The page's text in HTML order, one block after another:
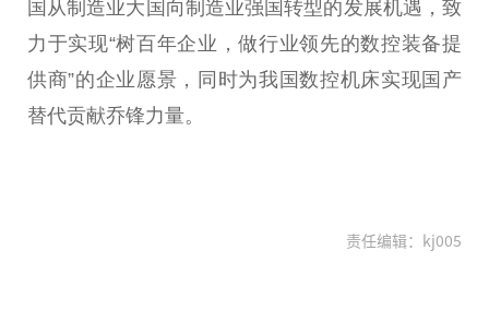
国从制造业大国向制造业强国转型的发展机遇，致
力于实现“树百年企业，做行业领先的数控装备提
供商”的企业愿景，同时为我国数控机床实现国产
替代贡献乔锋力量。
责任编辑：kj005